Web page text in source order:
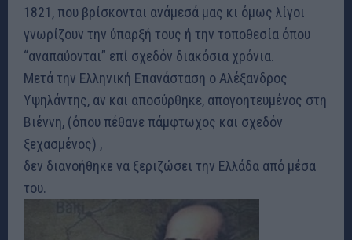
1821, που βρίσκονται ανάμεσά μας κι όμως λίγοι
γνωρίζουν την ύπαρξή τους ή την τοποθεσία όπου
“αναπαύονται” επί σχεδόν διακόσια χρόνια.
Μετά την Ελληνική Επανάσταση ο Αλέξανδρος
Υψηλάντης, αν και αποσύρθηκε, απογοητευμένος στη
Βιέννη, (όπου πέθανε πάμφτωχος και σχεδόν
ξεχασμένος) ,
δεν διανοήθηκε να ξεριζώσει την Ελλάδα από μέσα
του.